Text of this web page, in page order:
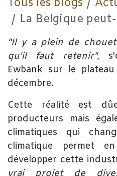
Tous les blogs
La Belgique peut-elle
"Il y a plein de
qu'il faut retenir",
Ewbank sur le
décembre.
Cette réalité est
producteurs mais
climatiques qui
climatique permet
développer cette
vrai projet de